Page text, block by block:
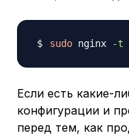
sudo nginx -t
Если есть какие-
конфигурации и
перед тем, как